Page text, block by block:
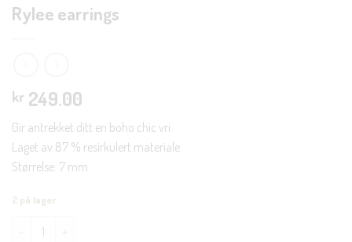
Rylee earrings
kr 249.00
Gir antrekket ditt en boho chic vri.
Laget av 87 % resirkulert materiale.
Størrelse: 7 mm.
2 på lager
Rylee earrings antall